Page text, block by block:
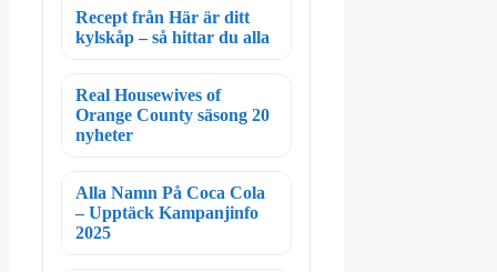
Recept från Här är ditt
kylskåp – så hittar du alla
Real Housewives of
Orange County säsong 20
nyheter
Alla Namn På Coca Cola
– Upptäck Kampanjinfo
2025